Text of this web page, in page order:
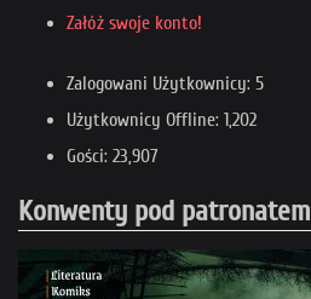
Załóż swoje konto!
Zalogowani Użytkownicy: 5
Użytkownicy Offline: 1,202
Gości: 23,907
Konwenty pod patronatem